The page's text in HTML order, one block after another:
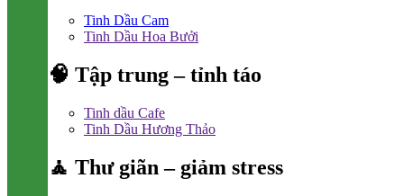
Tinh Dầu Cam
Tinh Dầu Hoa Bưởi
🧠 Tập trung – tỉnh táo
Tinh dầu Cafe
Tinh Dầu Hương Thảo
🧘 Thư giãn – giảm stress